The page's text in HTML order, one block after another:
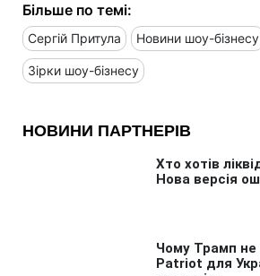
Більше по темі:
Сергій Притула Новини шоу-бізнесу
Зірки шоу-бізнесу